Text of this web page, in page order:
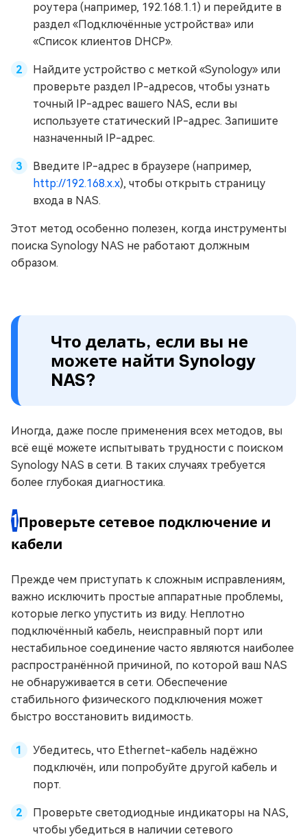
роутера (например, 192.168.1.1) и перейдите в
раздел «Подключённые устройства» или
«Список клиентов DHCP».
Найдите устройство с меткой «Synology» или
проверьте раздел IP-адресов, чтобы узнать
точный IP-адрес вашего NAS, если вы
используете статический IP-адрес. Запишите
назначенный IP-адрес.
Введите IP-адрес в браузере (например,
http://192.168.x.x), чтобы открыть страницу
входа в NAS.
Этот метод особенно полезен, когда инструменты
поиска Synology NAS не работают должным
образом.
Что делать, если вы не
можете найти Synology
NAS?
Иногда, даже после применения всех методов, вы
всё ещё можете испытывать трудности с поиском
Synology NAS в сети. В таких случаях требуется
более глубокая диагностика.
1Проверьте сетевое подключение и
кабели
Прежде чем приступать к сложным исправлениям,
важно исключить простые аппаратные проблемы,
которые легко упустить из виду. Неплотно
подключённый кабель, неисправный порт или
нестабильное соединение часто являются наиболее
распространённой причиной, по которой ваш NAS
не обнаруживается в сети. Обеспечение
стабильного физического подключения может
быстро восстановить видимость.
Убедитесь, что Ethernet-кабель надёжно
подключён, или попробуйте другой кабель и
порт.
Проверьте светодиодные индикаторы на NAS,
чтобы убедиться в наличии сетевого